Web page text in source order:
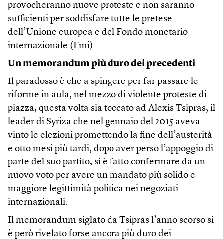
provocheranno nuove proteste e non saranno
sufficienti per soddisfare tutte le pretese
dell’Unione europea e del Fondo monetario
internazionale (Fmi).
Un memorandum più duro dei precedenti
Il paradosso è che a spingere per far passare le
riforme in aula, nel mezzo di violente proteste di
piazza, questa volta sia toccato ad Alexis Tsipras, il
leader di Syriza che nel gennaio del 2015 aveva
vinto le elezioni promettendo la fine dell’austerità
e otto mesi più tardi, dopo aver perso l’appoggio di
parte del suo partito, si è fatto confermare da un
nuovo voto per avere un mandato più solido e
maggiore legittimità politica nei negoziati
internazionali.
Il memorandum siglato da Tsipras l’anno scorso si
è però rivelato forse ancora più duro dei